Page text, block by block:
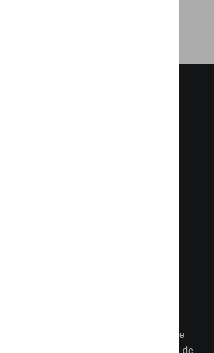
(incl. btw), exclusief eventuele
over de actuele verkoopprijs en de